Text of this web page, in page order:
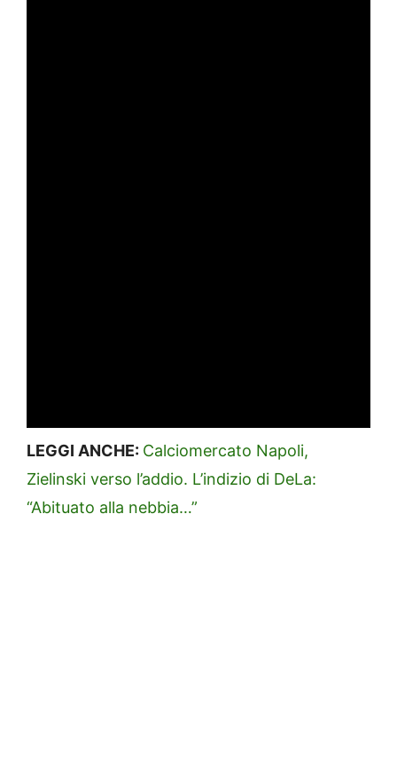
LEGGI ANCHE: Calciomercato Napoli,
Zielinski verso l’addio. L’indizio di DeLa:
“Abituato alla nebbia…”